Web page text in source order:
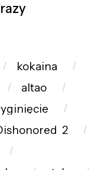
kokaina
altao